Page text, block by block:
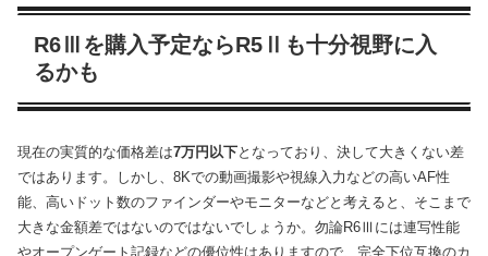
R6Ⅲを購入予定ならR5Ⅱも十分視野に入
るかも
現在の実質的な価格差は7万円以下となっており、決して大きくない差
ではあります。しかし、8Kでの動画撮影や視線入力などの高いAF性
能、高いドット数のファインダーやモニターなどと考えると、そこまで
大きな金額差ではないのではないでしょうか。勿論R6Ⅲには連写性能
やオープンゲート記録などの優位性はありますので、完全下位互換のカ